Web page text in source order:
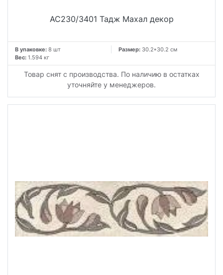
AC230/3401 Тадж Махал декор
В упаковке: 8 шт Размер: 30.2*30.2 см
Вес: 1.594 кг
Товар снят с производства. По наличию в остатках
уточняйте у менеджеров.